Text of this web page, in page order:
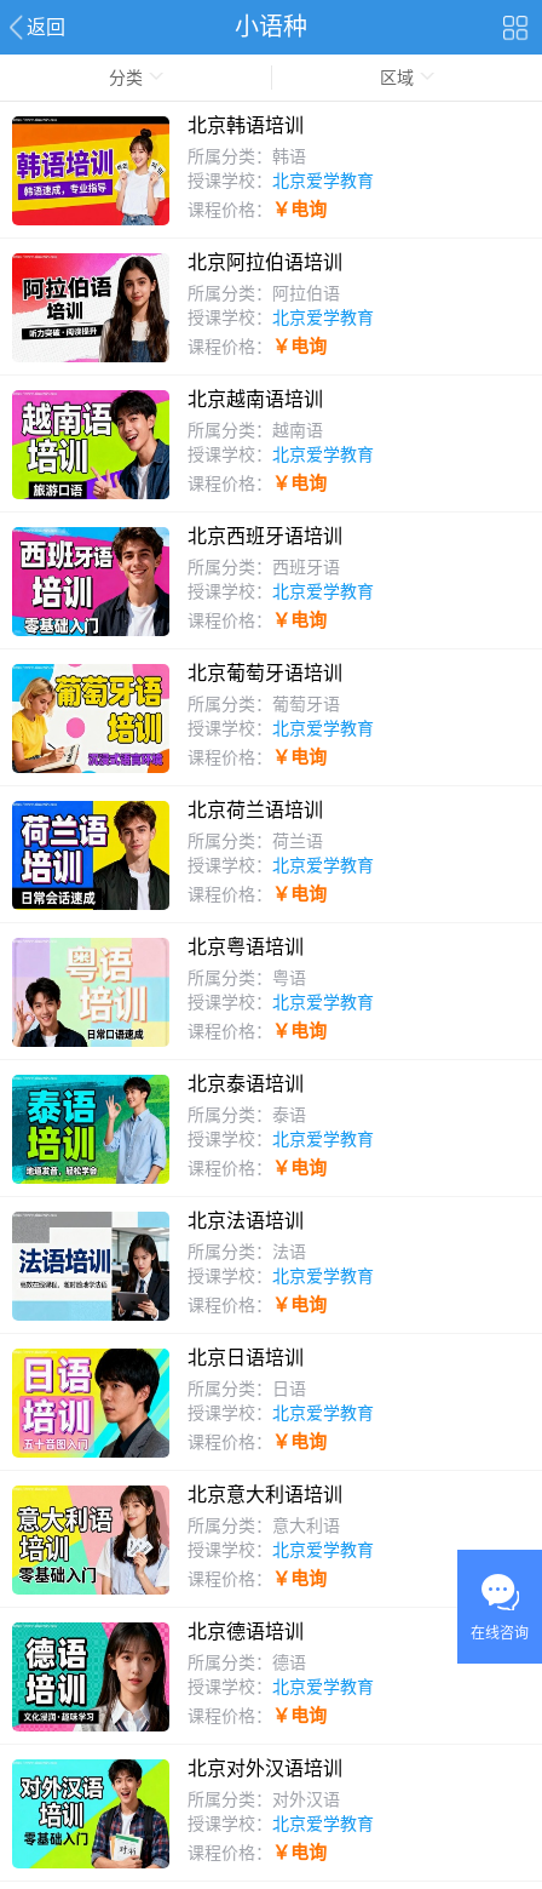
返回 小语种
分类 区域
北京韩语培训
所属分类：韩语
授课学校： 北京爱学教育
课程价格：
￥电询
北京阿拉伯语培训
所属分类：阿拉伯语
授课学校： 北京爱学教育
课程价格：
￥电询
北京越南语培训
所属分类：越南语
授课学校： 北京爱学教育
课程价格：
￥电询
北京西班牙语培训
所属分类：西班牙语
授课学校： 北京爱学教育
课程价格：
￥电询
北京葡萄牙语培训
所属分类：葡萄牙语
授课学校： 北京爱学教育
课程价格：
￥电询
北京荷兰语培训
所属分类：荷兰语
授课学校： 北京爱学教育
课程价格：
￥电询
北京粤语培训
所属分类：粤语
授课学校： 北京爱学教育
课程价格：
￥电询
北京泰语培训
所属分类：泰语
授课学校： 北京爱学教育
课程价格：
￥电询
北京法语培训
所属分类：法语
授课学校： 北京爱学教育
课程价格：
￥电询
北京日语培训
所属分类：日语
授课学校： 北京爱学教育
课程价格：
￥电询
北京意大利语培训
所属分类：意大利语
授课学校： 北京爱学教育
课程价格：
￥电询
北京德语培训
所属分类：德语
授课学校： 北京爱学教育
课程价格：
￥电询
北京对外汉语培训
所属分类：对外汉语
授课学校： 北京爱学教育
课程价格：
￥电询
在线咨询